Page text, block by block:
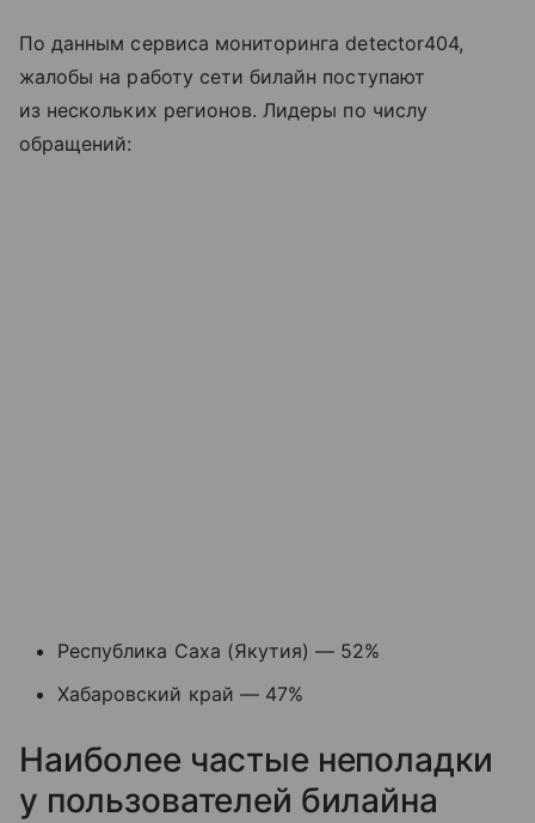
По данным сервиса мониторинга detector404,
жалобы на работу сети билайн поступают
из нескольких регионов. Лидеры по числу
обращений:
Республика Саха (Якутия) — 52%
Хабаровский край — 47%
Наиболее частые неполадки
у пользователей билайна